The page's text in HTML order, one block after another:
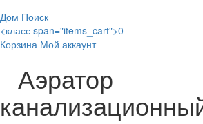
Дом Поиск
<класс span="items_cart">0
Корзина Мой аккаунт
Аэратор